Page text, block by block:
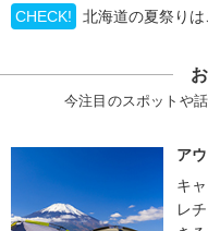
CHECK! 北海道の夏祭りは
今注目のスポットや
ア
キ
レ